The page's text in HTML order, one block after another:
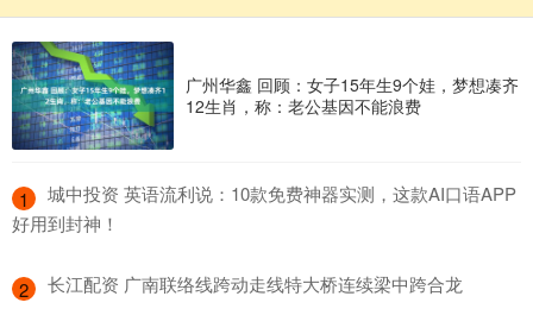
广州华鑫 回顾：女子15年生9个娃，梦想凑齐
12生肖，称：老公基因不能浪费
1
​城中投资 英语流利说：10款免费神器实测，这款AI口语APP
好用到封神！
2 ​长江配资 广南联络线跨动走线特大桥连续梁中跨合龙